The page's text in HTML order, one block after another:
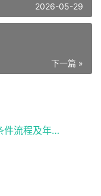
2026-05-29
下一篇 »
2026应届生北京落户政策办理的条件流程及年龄限制